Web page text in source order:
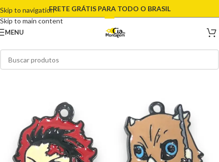
Skip to navigation
Skip to main content
FRETE GRÁTIS PARA TODO O BRASIL
MENU